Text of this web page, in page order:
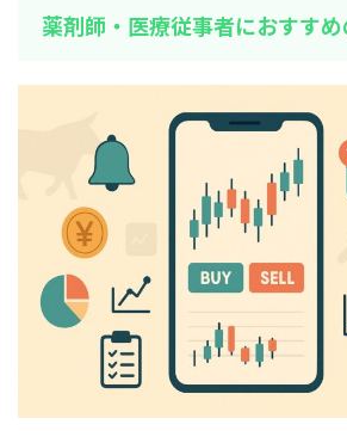
薬剤師・医療従事者におすす